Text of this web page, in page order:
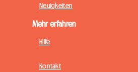
Neuigkeiten
Mehr erfahren
Hilfe
Kontakt